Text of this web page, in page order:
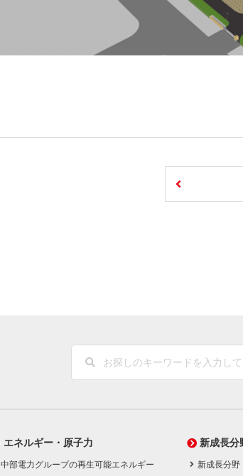
エネルギー・原子力
中部電力グループの再生可能エネルギー
新成長分
新成長分野